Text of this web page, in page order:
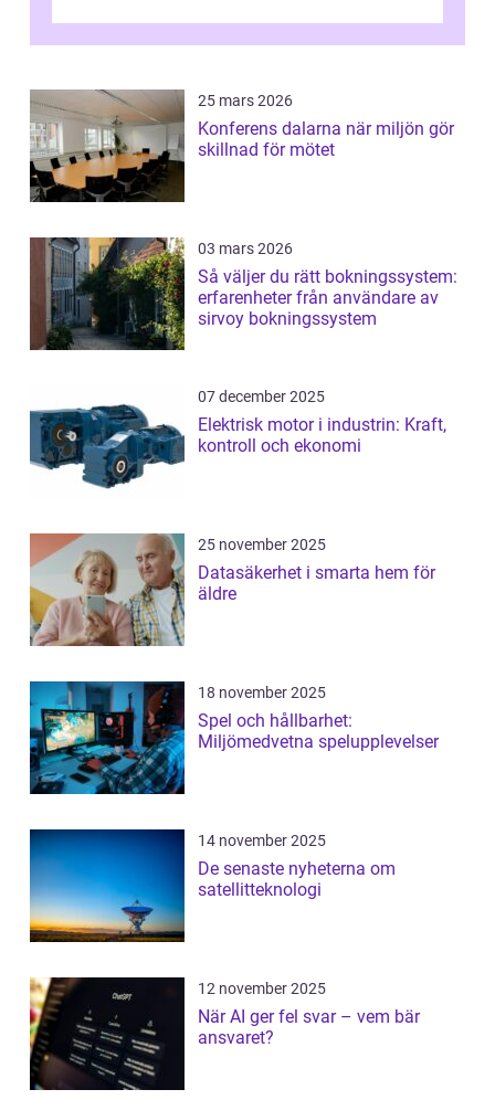
25 mars 2026
Konferens dalarna när miljön gör
skillnad för mötet
03 mars 2026
Så väljer du rätt bokningssystem:
erfarenheter från användare av
sirvoy bokningssystem
07 december 2025
Elektrisk motor i industrin: Kraft,
kontroll och ekonomi
25 november 2025
Datasäkerhet i smarta hem för
äldre
18 november 2025
Spel och hållbarhet:
Miljömedvetna spelupplevelser
14 november 2025
De senaste nyheterna om
satellitteknologi
12 november 2025
När AI ger fel svar – vem bär
ansvaret?